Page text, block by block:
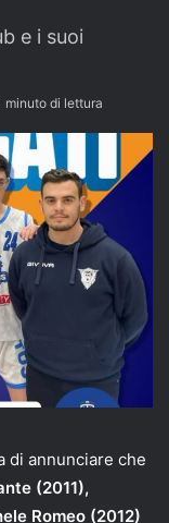
e i suoi
minuto di lettura
di annunciare che
(2011),
Romeo (2012)